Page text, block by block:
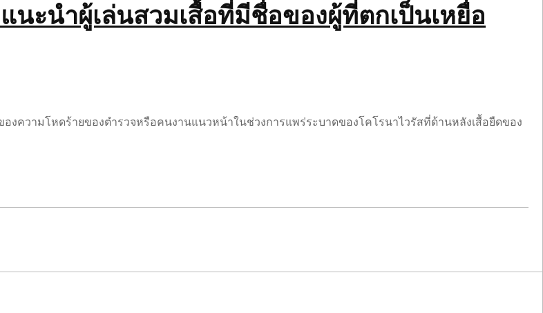
แนะนำผู้เล่นสวมเสื้อที่มีชื่อของผู้ที่ตกเป็นเหยื่อ
องความโหดร้ายของตำรวจหรือคนงานแนวหน้าในช่วงการแพร่ระบาดของโคโรนาไวรัสที่ด้านหลังเสื้อยืดของ